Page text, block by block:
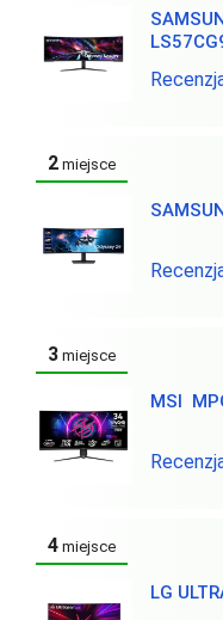
2 miejsce
3 miejsce
MSI
4 miejsce
LG